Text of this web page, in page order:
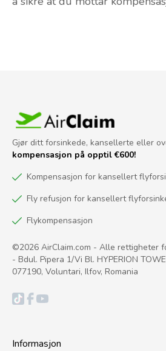
Gjør ditt forsinkede, kansellerte eller
kompensasjon på opptil €600!
Kompensasjon for kansellert
Fly refusjon for kansellert
Flykompensasjon
©2026 AirClaim.com - Alle rettigheter
- Bdul. Pipera 1/Vi Bl. HYPERION
077190, Voluntari, Ilfov, Romania
Informasjon